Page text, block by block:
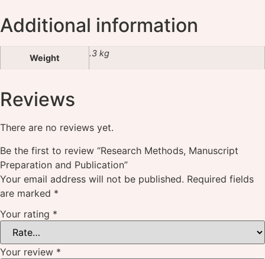
Additional information
Weight .3 kg
Reviews
There are no reviews yet.
Be the first to review “Research Methods, Manuscript
Preparation and Publication”
Your email address will not be published. Required fields
are marked *
Your rating *
Your review *